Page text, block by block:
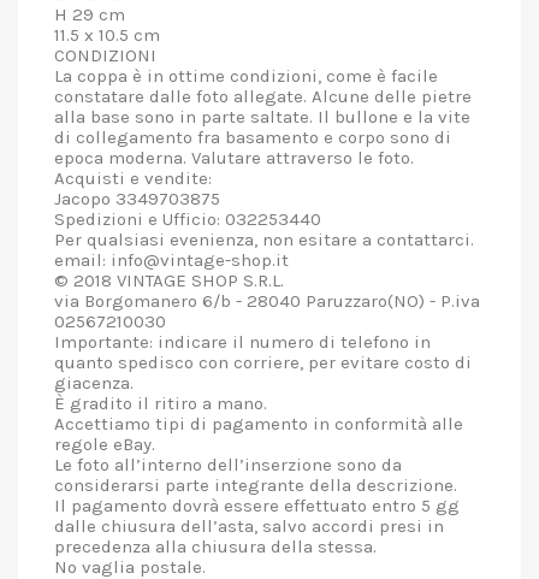
H 29 cm
11.5 x 10.5 cm
CONDIZIONI
La coppa è in ottime condizioni, come è facile
constatare dalle foto allegate. Alcune delle pietre
alla base sono in parte saltate. Il bullone e la vite
di collegamento fra basamento e corpo sono di
epoca moderna. Valutare attraverso le foto.
Acquisti e vendite:
Jacopo 3349703875
Spedizioni e Ufficio: 032253440
Per qualsiasi evenienza, non esitare a contattarci.
email: info@vintage-shop.it
© 2018 VINTAGE SHOP S.R.L.
via Borgomanero 6/b - 28040 Paruzzaro(NO) - P.iva
02567210030
Importante: indicare il numero di telefono in
quanto spedisco con corriere, per evitare costo di
giacenza.
È gradito il ritiro a mano.
Accettiamo tipi di pagamento in conformità alle
regole eBay.
Le foto all’interno dell’inserzione sono da
considerarsi parte integrante della descrizione.
Il pagamento dovrà essere effettuato entro 5 gg
dalle chiusura dell’asta, salvo accordi presi in
precedenza alla chiusura della stessa.
No vaglia postale.